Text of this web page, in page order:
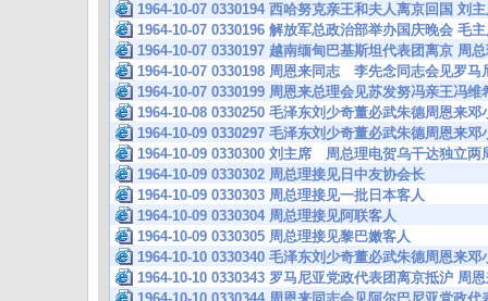
1964-10-07 0330194 西哈努克亲王和夫人离京回国 刘
1964-10-07 0330196 解放军总政治部举办国庆晚会 毛
1964-10-07 0330197 越南缅甸巴基斯坦代表团离京 周
1964-10-07 0330198 周恩来同志 李先念同志会见罗马
1964-10-07 0330199 周恩来总理会见苏发努冯亲王冯
1964-10-08 0330250 毛泽东刘少奇董必武朱德周恩来
1964-10-09 0330297 毛泽东刘少奇董必武朱德周恩来
1964-10-09 0330300 刘主席 周总理电贺乌干达独立两
1964-10-09 0330302 周总理接见日中友协会长
1964-10-09 0330303 周总理接见一批日本客人
1964-10-09 0330304 周总理接见阿联客人
1964-10-09 0330305 周总理接见黎巴嫩客人
1964-10-10 0330340 毛泽东刘少奇董必武朱德周恩来
1964-10-10 0330343 罗马尼亚党政代表团离京抵沪 周